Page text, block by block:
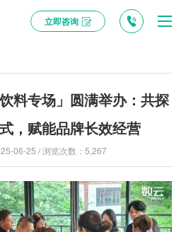
立即咨询
料专场」圆满举办：共探
，赋能品牌长效经营
06-25 / 浏览次数：5,267